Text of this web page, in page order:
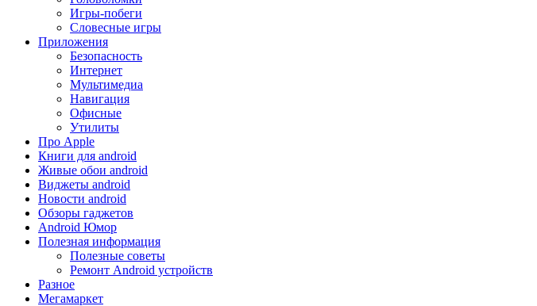
Игры-побеги
Словесные игры
Приложения
Безопасность
Интернет
Мультимедиа
Навигация
Офисные
Утилиты
Про Apple
Книги для android
Живые обои android
Виджеты android
Новости android
Обзоры гаджетов
Android Юмор
Полезная информация
Полезные советы
Ремонт Android устройств
Разное
Мегамаркет